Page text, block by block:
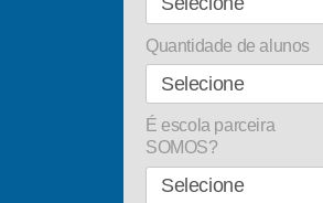
Quantidade de alunos
É escola parceira
SOMOS?